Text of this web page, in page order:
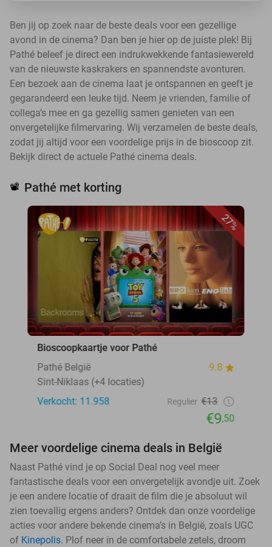
Ben jij op zoek naar de beste deals voor een gezellige
avond in de cinema? Dan ben je hier op de juiste plek! Bij
Pathé beleef je direct een indrukwekkende fantasiewereld
van de nieuwste kaskrakers en spannendste avonturen.
Een bezoek aan de cinema laat je ontspannen en geeft je
gegarandeerd een leuke tijd. Neem je vrienden, familie of
collega’s mee en ga gezellig samen genieten van een
onvergetelijke filmervaring. Wij verzamelen de beste deals,
zodat jij altijd voor een voordelige prijs in de bioscoop zit.
Bekijk direct de actuele Pathé cinema deals.
📽️ Pathé met korting
27%
Bioscoopkaartje voor Pathé
Pathé België
9.8
Sint-Niklaas (+4 locaties)
Verkocht: 11.958
Regulier €13
€9,50
Meer voordelige cinema deals in België
Naast Pathé vind je op Social Deal nog veel meer
fantastische deals voor een onvergetelijk avondje uit. Zoek
je een andere locatie of draait de film die je absoluut wil
zien toevallig ergens anders? Ontdek dan onze voordelige
acties voor andere bekende cinema’s in België, zoals UGC
of Kinepolis. Plof neer in de comfortabele zetels, droom